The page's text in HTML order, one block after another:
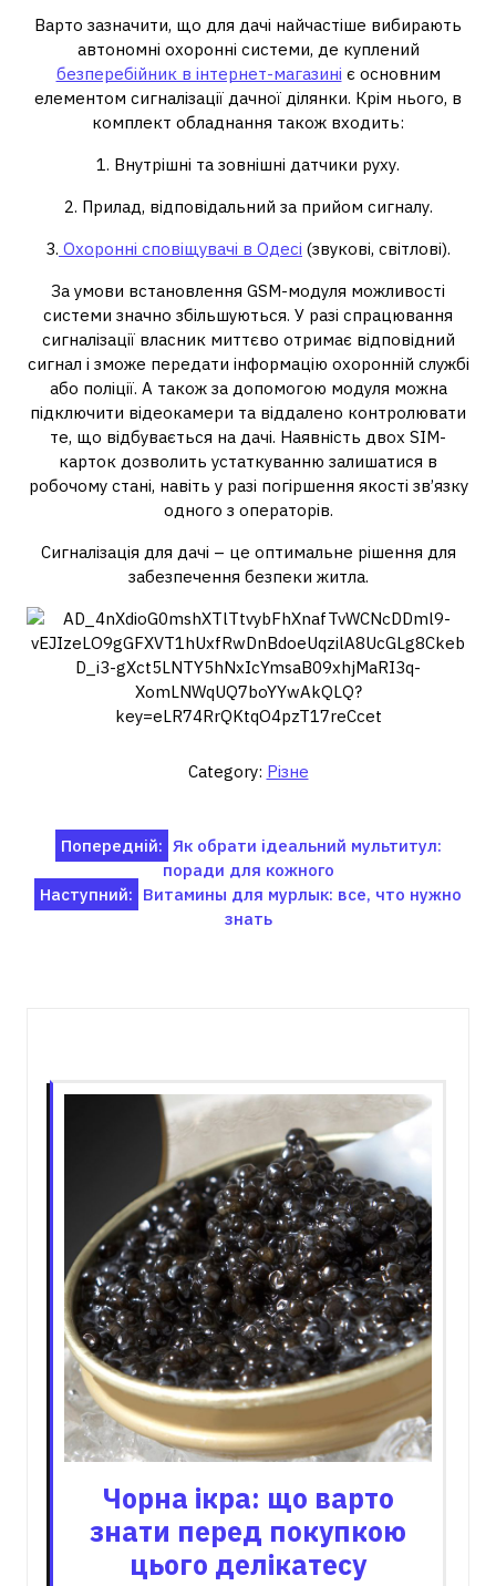
Варто зазначити, що для дачі найчастіше вибирають
автономні охоронні системи, де куплений
безперебійник в інтернет-магазині є основним
елементом сигналізації дачної ділянки. Крім нього, в
комплект обладнання також входить:
1. Внутрішні та зовнішні датчики руху.
2. Прилад, відповідальний за прийом сигналу.
3. Охоронні сповіщувачі в Одесі (звукові, світлові).
За умови встановлення GSM-модуля можливості
системи значно збільшуються. У разі спрацювання
сигналізації власник миттєво отримає відповідний
сигнал і зможе передати інформацію охоронній службі
або поліції. А також за допомогою модуля можна
підключити відеокамери та віддалено контролювати
те, що відбувається на дачі. Наявність двох SIM-
карток дозволить устаткуванню залишатися в
робочому стані, навіть у разі погіршення якості зв’язку
одного з операторів.
Сигналізація для дачі – це оптимальне рішення для
забезпечення безпеки житла.
Category: Різне
Навігація
записів
Попередній: Як обрати ідеальний мультитул:
поради для кожного
Наступний: Витамины для мурлык: все, что нужно
знать
Чорна ікра: що варто
знати перед покупкою
цього делікатесу